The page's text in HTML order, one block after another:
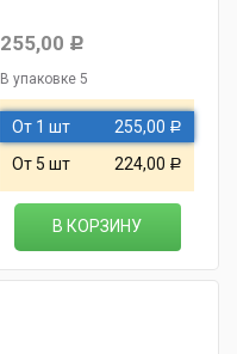
255,00 Р
В упаковке 5
От 1 шт 255,00 Р
От 5 шт 224,00 Р
В КОРЗИНУ